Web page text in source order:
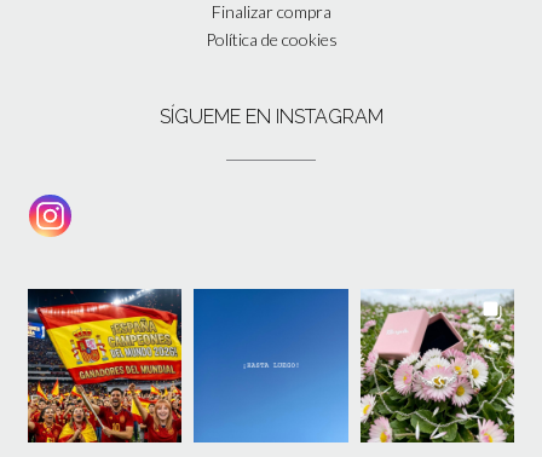
Finalizar compra
Política de cookies
SÍGUEME EN INSTAGRAM